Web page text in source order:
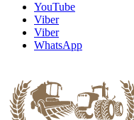
YouTube
Viber
Viber
WhatsApp